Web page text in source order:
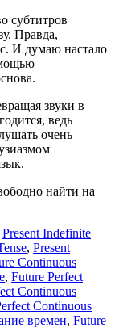
субтитров
Правда,
И думаю настало
звуки в
ведь
очень
найти на
Present Indefinite
, Present
Continuous
, Future Perfect
Continuous
Continuous
времен, Future